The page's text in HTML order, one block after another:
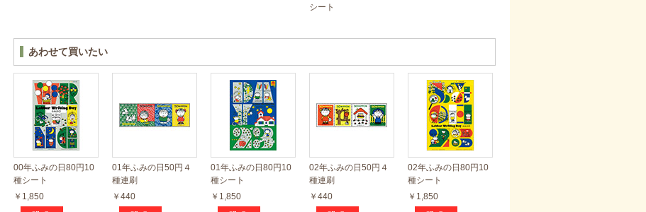
シート
あわせて買いたい
00年ふみの日80円10
種シート
￥1,850
01年ふみの日50円４
種連刷
￥440
01年ふみの日80円10
種シート
￥1,850
02年ふみの日50円４
種連刷
￥440
02年ふみの日80円10
種シート
￥1,850